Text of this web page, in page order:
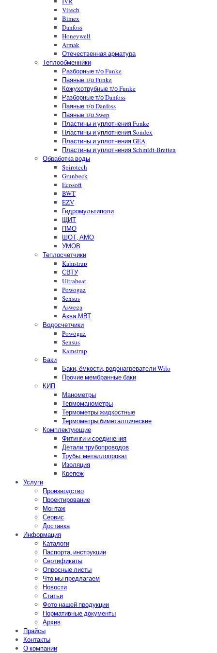
Vitech
Bimex
Danfoss
Honeywell
Armak
Отечественная арматура
Теплообменники
Разборные т/о Funke
Паяные т/о Funke
Кожухотрубные т/о Funke
Разборные т/о Danfoss
Паяные т/о Danfoss
Паяные т/о Swep
Пластины и уплотнения Funke
Пластины и уплотнения Sondex
Пластины и уплотнения GEA
Пластины и уплотнения Schmidt-Bretten
Обработка воды
Spirotech
Grunbeck
Ecosoft
BWT
EZV
Гидромультиполи
ЩИТ
ПМО
ШОТ, АМО
УМОВ
Теплосчетчики
Kamstrup
СВТУ
Ultraheat
Powogaz
Sensus
Aswega
Аква-МВТ
Водосчетчики
Powogaz
Sensus
Kamstrup
Баки
Баки, ёмкости, водонагреватели Wilo
Прочие мембранные баки
КИП
Манометры
Термоманометры
Термометры жидкостные
Термометры биметаллические
Комплектующие
Фитинги и соединения
Детали трубопроводов
Трубы, металлопрокат
Изоляция
Крепеж
Услуги
Производство
Проектирование
Монтаж
Сервис
Доставка
Информация
Каталоги
Паспорта, инструкции
Сертификаты
Опросные листы
Что мы предлагаем
Новости
Статьи
Фото нашей продукции
Нормативные документы
Архив
Прайсы
Контакты
О компании